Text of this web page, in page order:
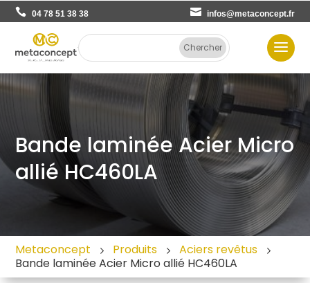
04 78 51 38 38 infos@metaconcept.fr
Bande laminée Acier Micro
allié HC460LA
Metaconcept Produits
Aciers revêtus
Bande laminée Acier Micro allié HC460LA